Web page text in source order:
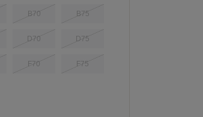
B70 B75
D70 D75
F70 F75